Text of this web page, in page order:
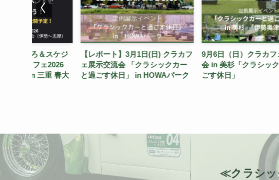
【レポート】3月1日(日) クラカフ
ェ展示交流会 「クラシックカー
と過ごす休日」 in HOWAパーク
9月6日（日）クラカフェ展示交流
会 in 美杉「クラシックカーと過
ごす休日」
≪クラシッ